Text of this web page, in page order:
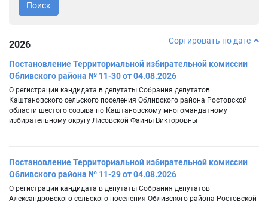
Поиск
2026 Сортировать по дате
Постановление Территориальной избирательной комиссии
Обливского района № 11-30 от 04.08.2026
О регистрации кандидата в депутаты Собрания депутатов
Каштановского сельского поселения Обливского района Ростовской
области шестого созыва по Каштановскому многомандатному
избирательному округу Лисовской Фаины Викторовны
Постановление Территориальной избирательной комиссии
Обливского района № 11-29 от 04.08.2026
О регистрации кандидата в депутаты Собрания депутатов
Александровского сельского поселения Обливского района Ростовской